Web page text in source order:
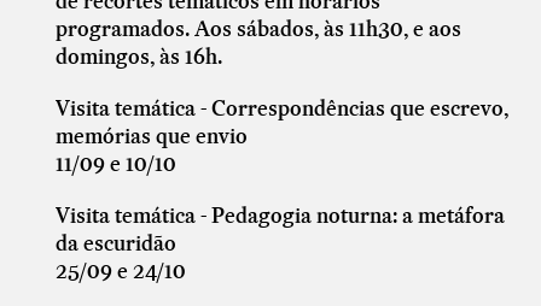
programados. Aos sábados, às 11h30, e aos
domingos, às 16h.
Visita temática - Correspondências que escrevo,
memórias que envio
11/09 e 10/10
Visita temática - Pedagogia noturna: a metáfora
da escuridão
25/09 e 24/10